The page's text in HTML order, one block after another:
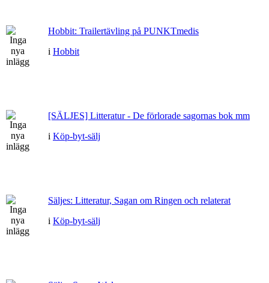
Hobbit: Trailertävling på PUNKTmedis
i Hobbit
[SÄLJES] Litteratur - De förlorade sagornas bok mm
i Köp-byt-sälj
Säljes: Litteratur, Sagan om Ringen och relaterat
i Köp-byt-sälj